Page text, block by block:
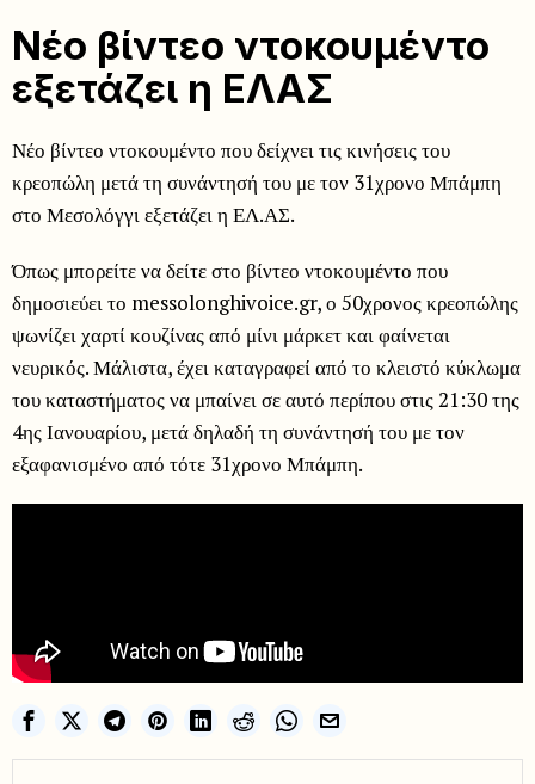
Νέο βίντεο ντοκουμέντο
εξετάζει η ΕΛΑΣ
Νέο βίντεο ντοκουμέντο που δείχνει τις κινήσεις του
κρεοπώλη μετά τη συνάντησή του με τον 31χρονο Μπάμπη
στο Μεσολόγγι εξετάζει η ΕΛ.ΑΣ.
Όπως μπορείτε να δείτε στο βίντεο ντοκουμέντο που
δημοσιεύει το messolonghivoice.gr, ο 50χρονος κρεοπώλης
ψωνίζει χαρτί κουζίνας από μίνι μάρκετ και φαίνεται
νευρικός. Μάλιστα, έχει καταγραφεί από το κλειστό κύκλωμα
του καταστήματος να μπαίνει σε αυτό περίπου στις 21:30 της
4ης Ιανουαρίου, μετά δηλαδή τη συνάντησή του με τον
εξαφανισμένο από τότε 31χρονο Μπάμπη.